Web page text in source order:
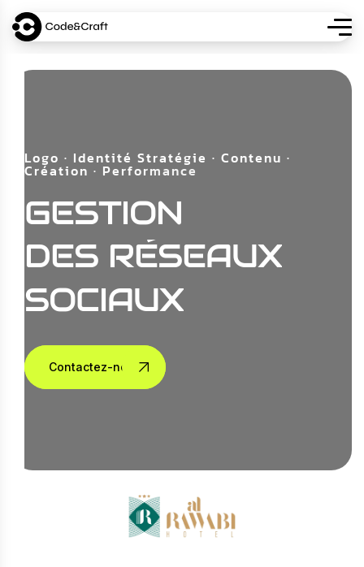
Logo · Identité Stratégie · Contenu ·
Création · Performance
GESTION
DES RÉSEAUX
SOCIAUX
Contactez-nous